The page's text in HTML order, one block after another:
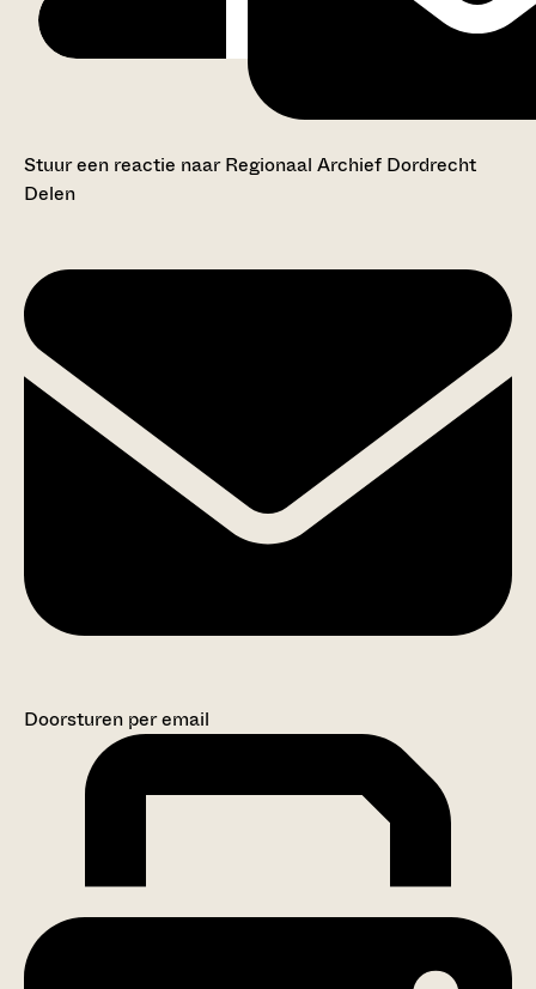
Stuur een reactie naar Regionaal Archief Dordrecht
Delen
Doorsturen per email